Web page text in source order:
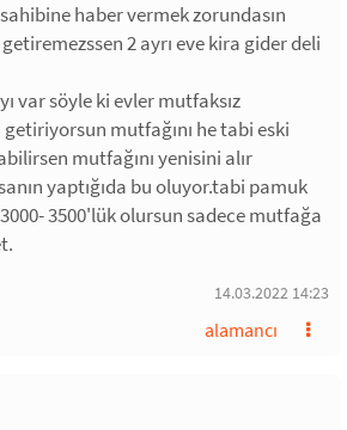
haber vermek zorundasın
2 ayrı eve kira gider deli
var söyle ki evler mutfaksız
mutfağını he tabi eski
mutfağını yenisini alır
yaptığıda bu oluyor.tabi pamuk
3500'lük olursun sadece mutfağa
14.03.2022 14:23
alamancı